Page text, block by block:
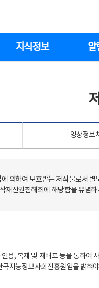
지식정보 알
영상정보
의하여 보호받는 저작물로서
재산권침해죄에 해당함을 유념하
용, 복제 및 재배포 등을 통하
지능정보사회진흥원임을 밝